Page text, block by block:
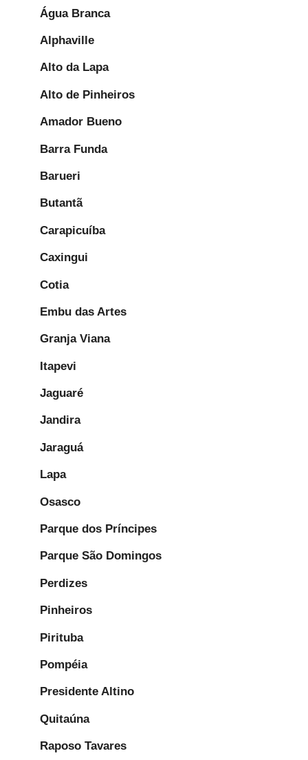
Água Branca
Alphaville
Alto da Lapa
Alto de Pinheiros
Amador Bueno
Barra Funda
Barueri
Butantã
Carapicuíba
Caxingui
Cotia
Embu das Artes
Granja Viana
Itapevi
Jaguaré
Jandira
Jaraguá
Lapa
Osasco
Parque dos Príncipes
Parque São Domingos
Perdizes
Pinheiros
Pirituba
Pompéia
Presidente Altino
Quitaúna
Raposo Tavares